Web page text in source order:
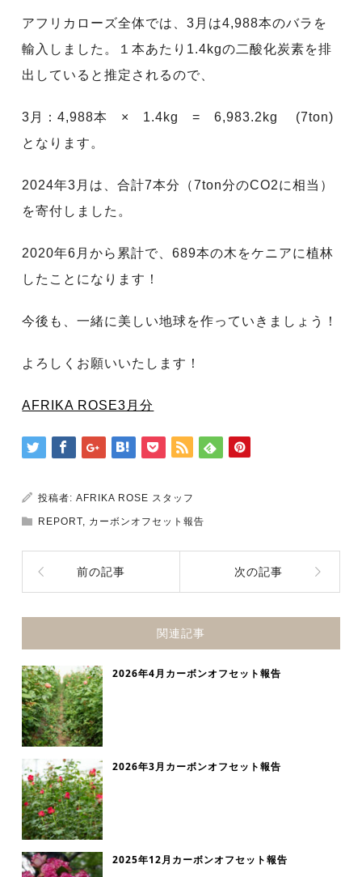
アフリカローズ全体では、3月は4,988本のバラを
輸入しました。１本あたり1.4kgの二酸化炭素を排
出していると推定されるので、
3月：4,988本 × 1.4kg = 6,983.2kg (7ton)
となります。
2024年3月は、合計7本分（7ton分のCO2に相当）
を寄付しました。
2020年6月から累計で、689本の木をケニアに植林
したことになります！
今後も、一緒に美しい地球を作っていきましょう！
よろしくお願いいたします！
AFRIKA ROSE3月分
投稿者:AFRIKA ROSE スタッフ
REPORT カーボンオフセット報告
前の記事 次の記事
関連記事
2026年4月カーボンオフセット報告
2026年3月カーボンオフセット報告
2025年12月カーボンオフセット報告